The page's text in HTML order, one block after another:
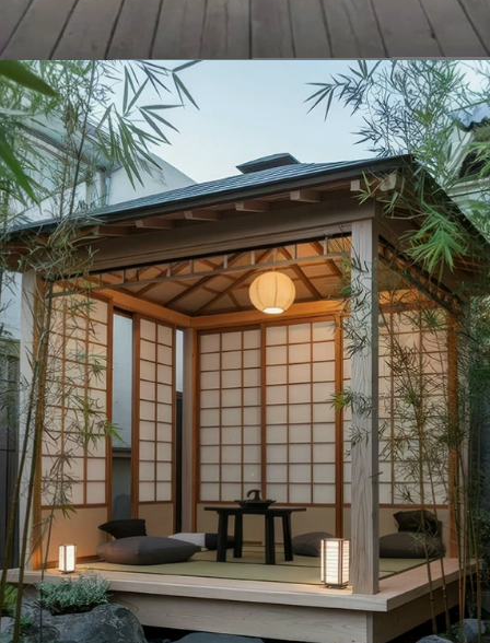
Đang mở https://vietnamxua.edu.vn/nha-choi-go-san-vuon